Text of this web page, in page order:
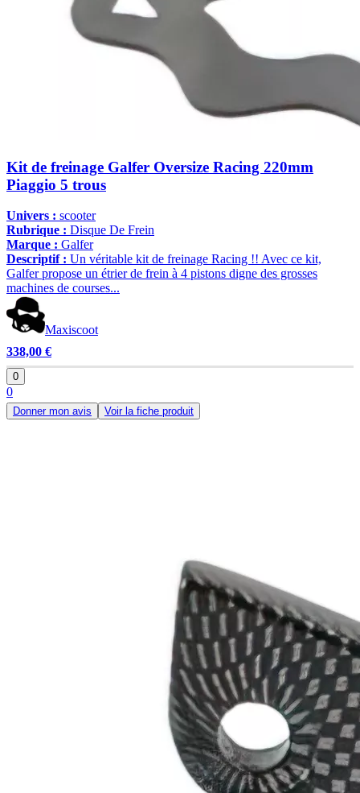
Kit de freinage Galfer Oversize Racing 220mm
Piaggio 5 trous
Univers : scooter
Rubrique : Disque De Frein
Marque : Galfer
Descriptif : Un véritable kit de freinage Racing !! Avec ce kit,
Galfer propose un étrier de frein à 4 pistons digne des grosses
machines de courses...
Maxiscoot
338,00 €
0
0
Donner mon avis Voir la fiche produit